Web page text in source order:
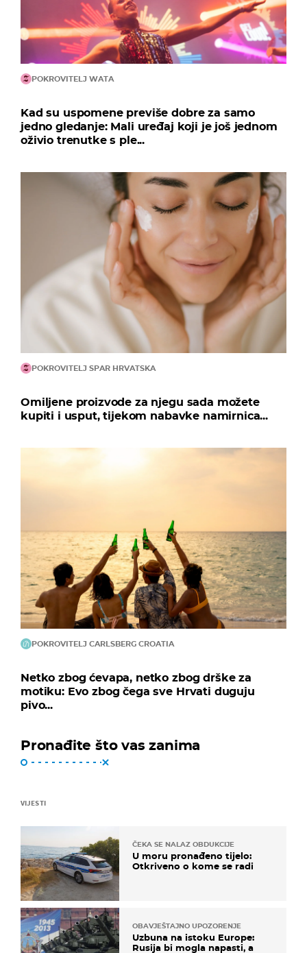
POKROVITELJ WATA
Kad su uspomene previše dobre za samo
jedno gledanje: Mali uređaj koji je još jednom
oživio trenutke s ple...
POKROVITELJ SPAR HRVATSKA
Omiljene proizvode za njegu sada možete
kupiti i usput, tijekom nabavke namirnica...
POKROVITELJ CARLSBERG CROATIA
Netko zbog ćevapa, netko zbog drške za
motiku: Evo zbog čega sve Hrvati duguju
pivo...
Pronađite što vas zanima
VIJESTI
ČEKA SE NALAZ OBDUKCIJE
U moru pronađeno tijelo:
Otkriveno o kome se radi
OBAVJEŠTAJNO UPOZORENJE
Uzbuna na istoku Europe:
Rusija bi mogla napasti, a